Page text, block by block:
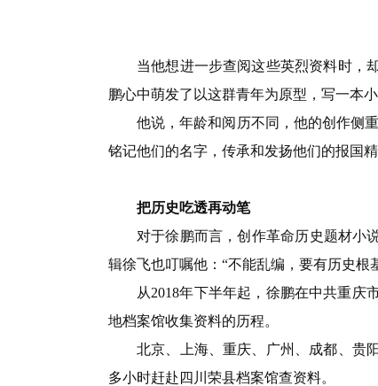
当他想进一步查阅这些英烈资料时，
鹏心中萌发了以这群青年为原型，写一本小
他说，年龄和阅历不同，他的创作侧
铭记他们的名字，传承和发扬他们的报国
把历史吃透再动笔
对于徐鹏而言，创作革命历史题材小
辑徐飞也叮嘱他：“不能乱编，要有历史根
从2018年下半年起，徐鹏在中共重庆
地档案馆收集资料的历程。
北京、上海、重庆、广州、成都、贵
多小时赶赴四川荣县档案馆查资料。